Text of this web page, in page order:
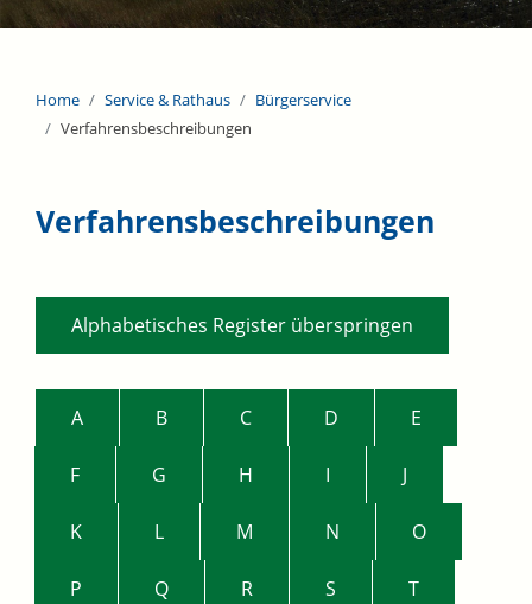
Home Service & Rathaus
Bürgerservice
Verfahrensbeschreibungen
Verfahrensbeschreibungen
Alphabetisches Register überspringen
A B C D E
F G H I J
K L M N O
P Q R S T